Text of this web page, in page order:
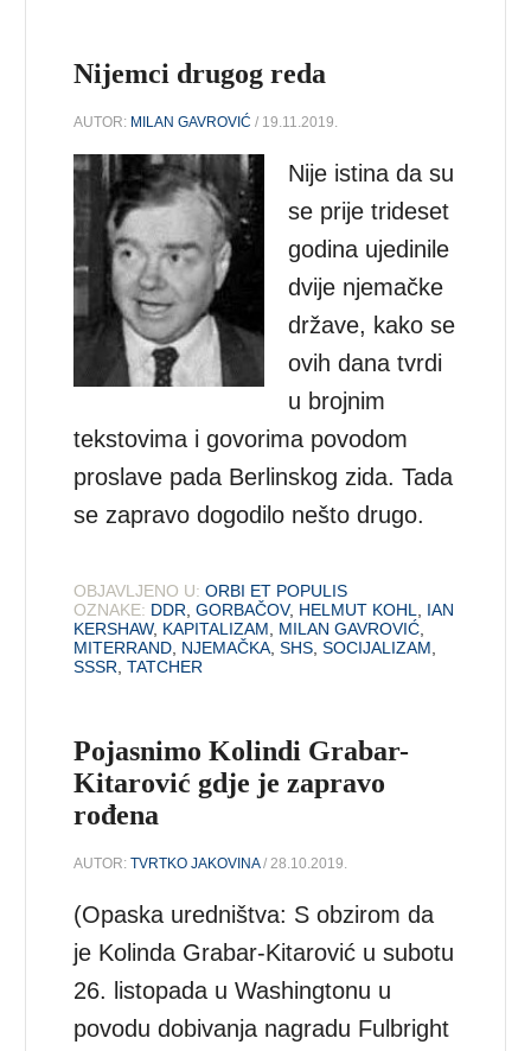
Nijemci drugog reda
AUTOR: MILAN GAVROVIĆ / 19.11.2019.
Nije istina da su
se prije trideset
godina ujedinile
dvije njemačke
države, kako se
ovih dana tvrdi
u brojnim
tekstovima i govorima povodom
proslave pada Berlinskog zida. Tada
se zapravo dogodilo nešto drugo.
OBJAVLJENO U: ORBI ET POPULIS
OZNAKE: DDR ,GORBAČOV, HELMUT KOHL
IAN
KERSHAW, KAPITALIZAM MILAN GAVROVIĆ
MITERRAND NJEMAČKA ,SHS ,SOCIJALIZAM
SSSR ,TATCHER
Pojasnimo Kolindi Grabar-
Kitarović gdje je zapravo
rođena
AUTOR:TVRTKO JAKOVINA/ 28.10.2019.
(Opaska uredništva: S obzirom da
je Kolinda Grabar-Kitarović u subotu
26. listopada u Washingtonu u
povodu dobivanja nagradu Fulbright